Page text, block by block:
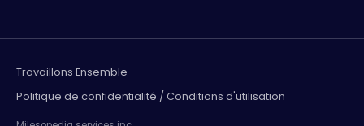
Travaillons Ensemble
Politique de confidentialité / Conditions d'utilisation